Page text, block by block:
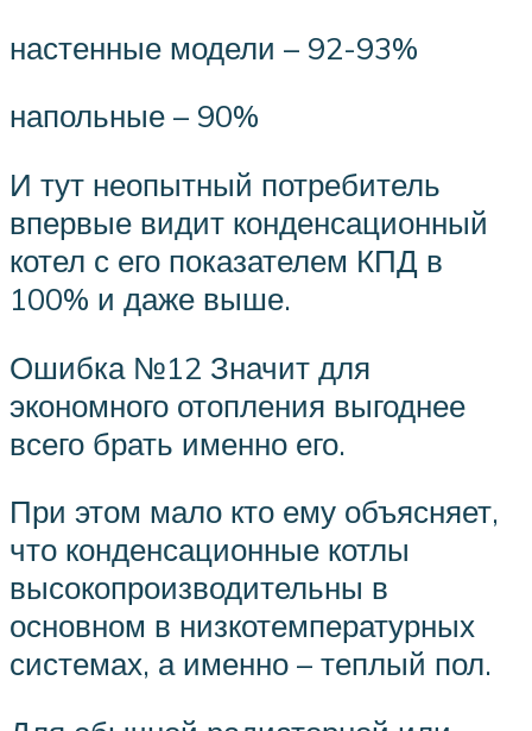
настенные модели – 92-93%
напольные – 90%
И тут неопытный потребитель
впервые видит конденсационный
котел с его показателем КПД в
100% и даже выше.
Ошибка №12 Значит для
экономного отопления выгоднее
всего брать именно его.
При этом мало кто ему объясняет,
что конденсационные котлы
высокопроизводительны в
основном в низкотемпературных
системах, а именно – теплый пол.